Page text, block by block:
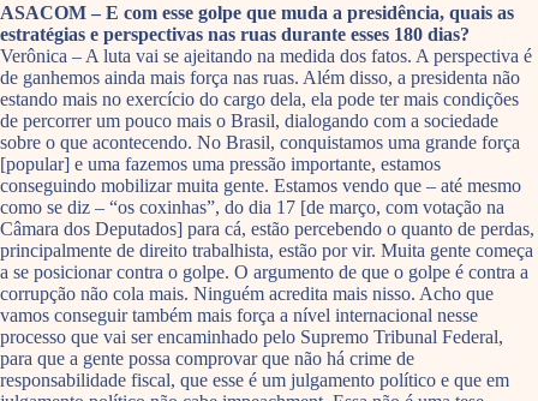
ASACOM – E com esse golpe que muda a presidência, quais as
estratégias e perspectivas nas ruas durante esses 180 dias?
Verônica – A luta vai se ajeitando na medida dos fatos. A perspectiva é
de ganhemos ainda mais força nas ruas. Além disso, a presidenta não
estando mais no exercício do cargo dela, ela pode ter mais condições
de percorrer um pouco mais o Brasil, dialogando com a sociedade
sobre o que acontecendo. No Brasil, conquistamos uma grande força
[popular] e uma fazemos uma pressão importante, estamos
conseguindo mobilizar muita gente. Estamos vendo que – até mesmo
como se diz – “os coxinhas”, do dia 17 [de março, com votação na
Câmara dos Deputados] para cá, estão percebendo o quanto de perdas,
principalmente de direito trabalhista, estão por vir. Muita gente começa
a se posicionar contra o golpe. O argumento de que o golpe é contra a
corrupção não cola mais. Ninguém acredita mais nisso. Acho que
vamos conseguir também mais força a nível internacional nesse
processo que vai ser encaminhado pelo Supremo Tribunal Federal,
para que a gente possa comprovar que não há crime de
responsabilidade fiscal, que esse é um julgamento político e que em